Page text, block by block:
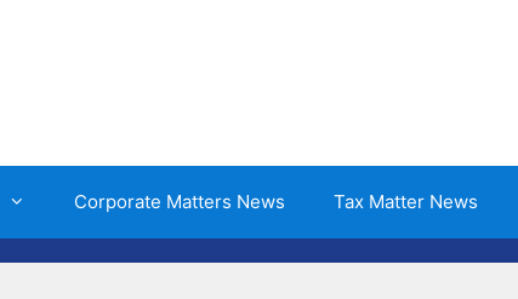
Corporate Matters News Tax Matter News